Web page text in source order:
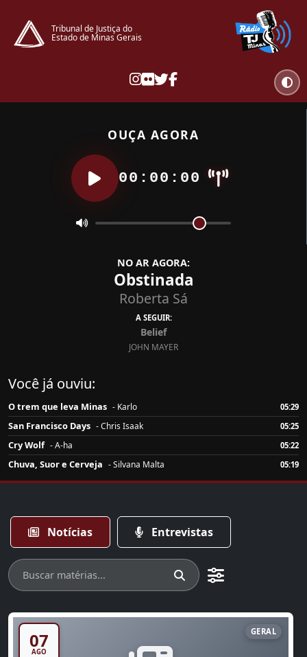
Tribunal de Justiça do
Estado de Minas Gerais
OUÇA AGORA
00:00:00
NO AR AGORA:
Obstinada
Roberta Sá
A SEGUIR:
Belief
JOHN MAYER
Você já ouviu:
O trem que leva Minas - Karlo 05:29
San Francisco Days - Chris Isaak 05:25
Cry Wolf - A-ha 05:22
Chuva, Suor e Cerveja - Silvana Malta 05:19
Notícias Entrevistas
07
AGO
GERAL